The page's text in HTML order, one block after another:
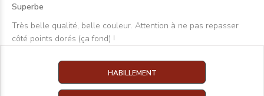
Superbe
Très belle qualité, belle couleur. Attention à ne pas repasser
côté points dorés (ça fond) !
HABILLEMENT